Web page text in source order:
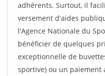
adhérents. Surtout, il
versement d'aides
l'Agence Nationale du
bénéficier de quelques
exceptionnelle de
sportive) ou un paiement